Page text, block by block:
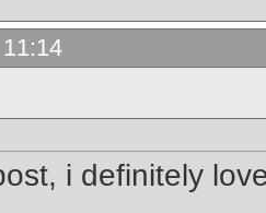
i definitely